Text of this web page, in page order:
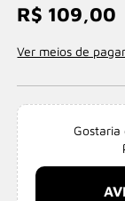
R$ 109,00
Ver meios de
Gostaria